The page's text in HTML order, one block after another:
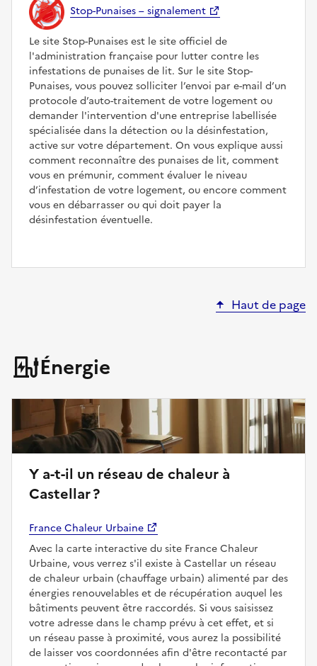
Stop-Punaises – signalement
Le site Stop-Punaises est le site officiel de
l'administration française pour lutter contre les
infestations de punaises de lit. Sur le site Stop-
Punaises, vous pouvez solliciter l’envoi par e-mail d’un
protocole d’auto-traitement de votre logement ou
demander l'intervention d'une entreprise labellisée
spécialisée dans la détection ou la désinfestation,
active sur votre département. On vous explique aussi
comment reconnaître des punaises de lit, comment
vous en prémunir, comment évaluer le niveau
d’infestation de votre logement, ou encore comment
vous en débarrasser ou qui doit payer la
désinfestation éventuelle.
Haut de page
Énergie
Y a-t-il un réseau de chaleur à
Castellar ?
France Chaleur Urbaine
Avec la carte interactive du site France Chaleur
Urbaine, vous verrez s'il existe à Castellar un réseau
de chaleur urbain (chauffage urbain) alimenté par des
énergies renouvelables et de récupération auquel les
bâtiments peuvent être raccordés. Si vous saisissez
votre adresse dans le champ prévu à cet effet, et si
un réseau passe à proximité, vous aurez la possibilité
de laisser vos coordonnées afin d'être recontacté par